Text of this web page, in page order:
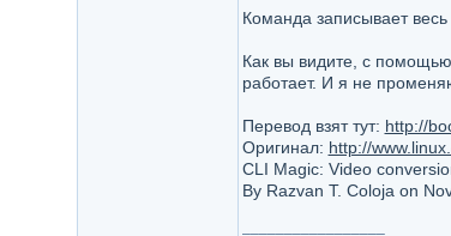
Команда записывает
Как вы видите, с
работает. И я не
Перевод взят тут: http://
Оригинал: http://
CLI Magic: Video
By Razvan T. Coloja on